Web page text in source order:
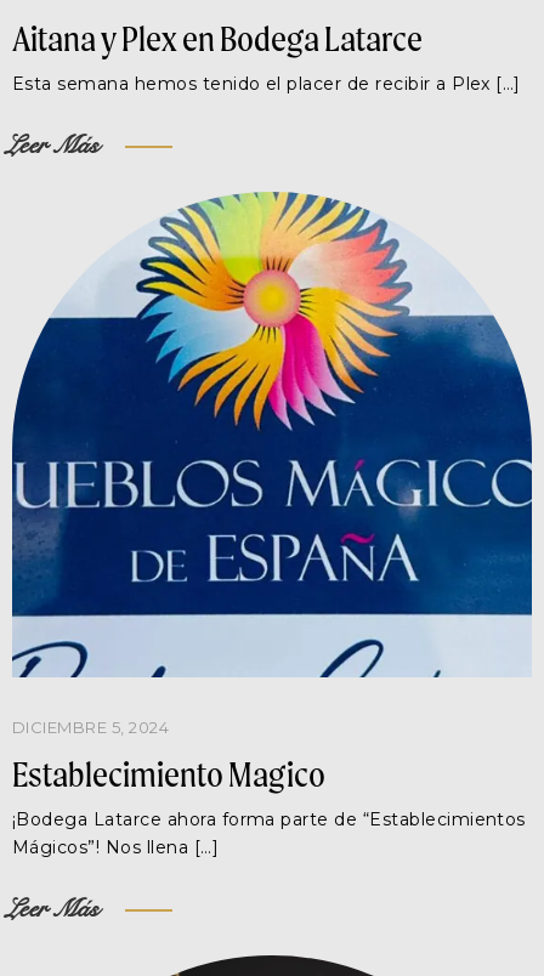
Aitana y Plex en Bodega Latarce
Esta semana hemos tenido el placer de recibir a Plex […]
Leer Más
DICIEMBRE 5, 2024
Establecimiento Magico
¡Bodega Latarce ahora forma parte de “Establecimientos
Mágicos”! Nos llena […]
Leer Más